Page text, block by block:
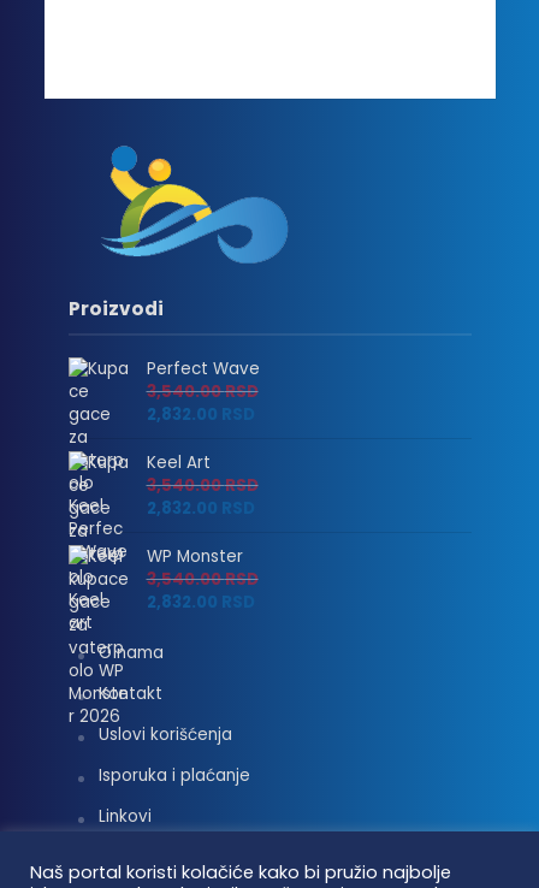
2,880.00 RSD
Proizvodi
Perfect Wave
3,540.00RSD
2,832.00 RSD
Keel Art
3,540.00RSD
2,832.00 RSD
WP Monster
3,540.00RSD
2,832.00 RSD
O nama
Kontakt
Uslovi korišćenja
Isporuka i plaćanje
Linkovi
Naš portal koristi kolačiće kako bi pružio najbolje